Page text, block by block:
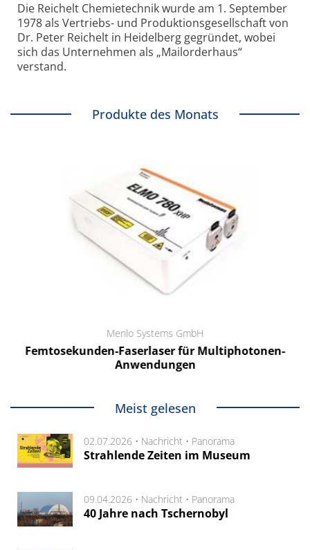
Die Reichelt Chemietechnik wurde am 1. September
1978 als Vertriebs- und Produktionsgesellschaft von
Dr. Peter Reichelt in Heidelberg gegründet, wobei
sich das Unternehmen als „Mailorderhaus“
verstand.
Produkte des Monats
Menlo Systems GmbH
Femtosekunden-Faserlaser für Multiphotonen-
Anwendungen
Meist gelesen
02.07.2026 • Nachricht • Panorama
Strahlende Zeiten im Museum
09.04.2026 • Nachricht • Panorama
40 Jahre nach Tschernobyl